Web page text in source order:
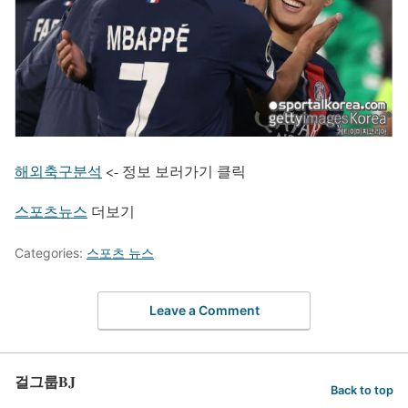
해외축구분석 <- 정보 보러가기 클릭
스포츠뉴스 더보기
Categories: 스포츠 뉴스
Leave a Comment
걸그룹BJ Back to top